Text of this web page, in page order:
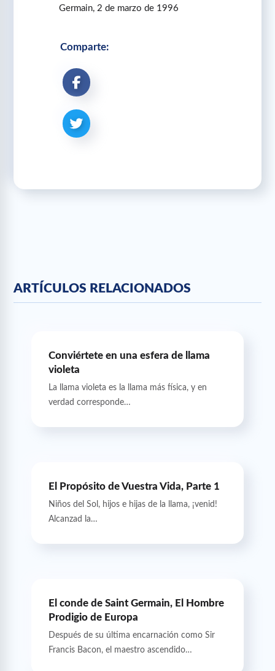
Germain, 2 de marzo de 1996
Comparte:
ARTÍCULOS RELACIONADOS
Conviértete en una esfera de llama
violeta
La llama violeta es la llama más física, y en
verdad corresponde…
El Propósito de Vuestra Vida, Parte 1
Niños del Sol, hijos e hijas de la llama, ¡venid!
Alcanzad la…
El conde de Saint Germain, El Hombre
Prodigio de Europa
Después de su última encarnación como Sir
Francis Bacon, el maestro ascendido…